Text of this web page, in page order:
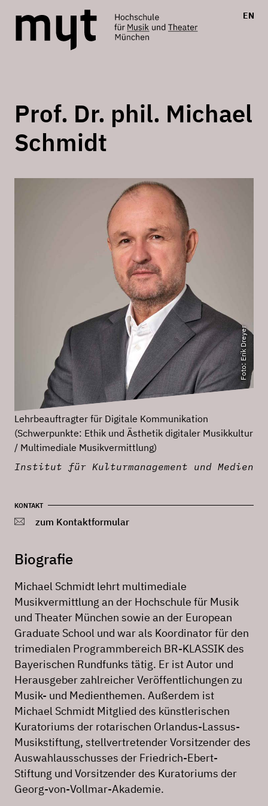
EN
Prof. Dr. phil. Michael
Schmidt
Lehrbeauftragter für Digitale Kommunikation
(Schwerpunkte: Ethik und Ästhetik digitaler Musikkultur
/ Multimediale Musikvermittlung)
Institut für Kulturmanagement und Medien
KONTAKT
zum Kontaktformular
Foto: Erik Dreyer
Biografie
Michael Schmidt lehrt multimediale
Musikvermittlung an der Hochschule für Musik
und Theater München sowie an der European
Graduate School und war als Koordinator für den
trimedialen Programmbereich BR-KLASSIK des
Bayerischen Rundfunks tätig. Er ist Autor und
Herausgeber zahlreicher Veröffentlichungen zu
Musik- und Medienthemen. Außerdem ist
Michael Schmidt Mitglied des künstlerischen
Kuratoriums der rotarischen Orlandus-Lassus-
Musikstiftung, stellvertretender Vorsitzender des
Auswahlausschusses der Friedrich-Ebert-
Stiftung und Vorsitzender des Kuratoriums der
Georg-von-Vollmar-Akademie.